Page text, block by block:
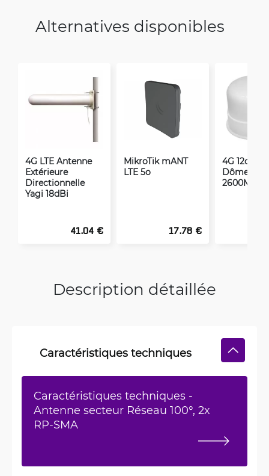
Alternatives disponibles
4G LTE Antenne
Extérieure
Directionnelle
Yagi 18dBi
41.04 €
MikroTik mANT
LTE 5o
17.78 €
4G 12dBi
Dôme
2600MHz
Description détaillée
Caractéristiques techniques
Caractéristiques techniques -
Antenne secteur Réseau 100°, 2x
RP-SMA